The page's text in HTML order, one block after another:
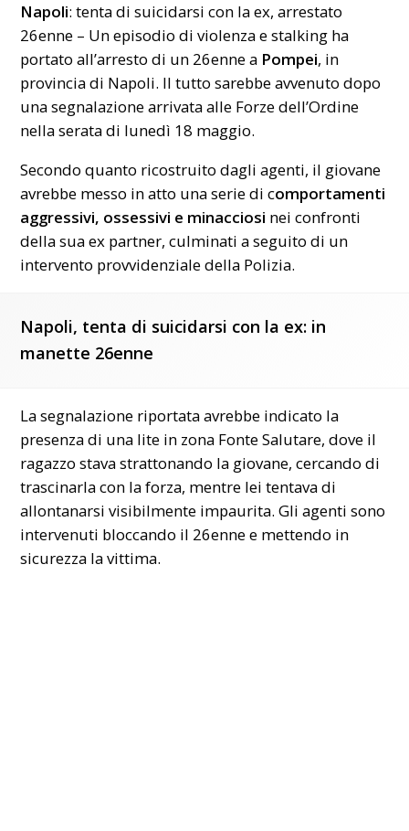
Napoli: tenta di suicidarsi con la ex, arrestato
26enne – Un episodio di violenza e stalking ha
portato all’arresto di un 26enne a Pompei, in
provincia di Napoli. Il tutto sarebbe avvenuto dopo
una segnalazione arrivata alle Forze dell’Ordine
nella serata di lunedì 18 maggio.
Secondo quanto ricostruito dagli agenti, il giovane
avrebbe messo in atto una serie di comportamenti
aggressivi, ossessivi e minacciosi nei confronti
della sua ex partner, culminati a seguito di un
intervento provvidenziale della Polizia.
Napoli, tenta di suicidarsi con la ex: in
manette 26enne
La segnalazione riportata avrebbe indicato la
presenza di una lite in zona Fonte Salutare, dove il
ragazzo stava strattonando la giovane, cercando di
trascinarla con la forza, mentre lei tentava di
allontanarsi visibilmente impaurita. Gli agenti sono
intervenuti bloccando il 26enne e mettendo in
sicurezza la vittima.